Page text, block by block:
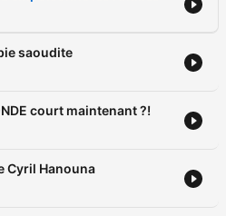
saoudite
court maintenant ?!
Cyril Hanouna